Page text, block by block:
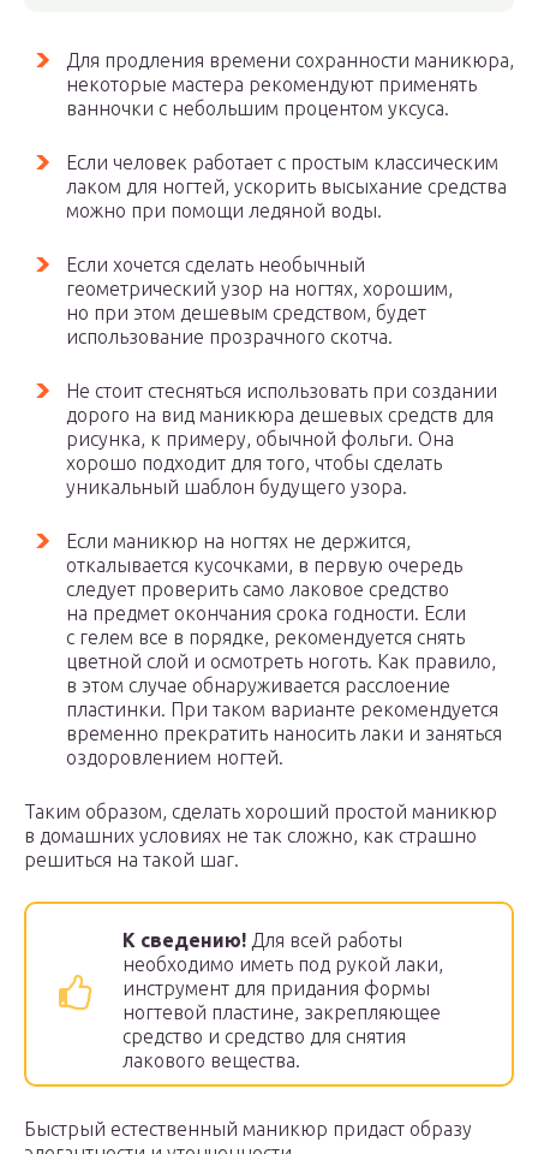
Для продления времени сохранности маникюра,
некоторые мастера рекомендуют применять
ванночки с небольшим процентом уксуса.
Если человек работает с простым классическим
лаком для ногтей, ускорить высыхание средства
можно при помощи ледяной воды.
Если хочется сделать необычный
геометрический узор на ногтях, хорошим,
но при этом дешевым средством, будет
использование прозрачного скотча.
Не стоит стесняться использовать при создании
дорого на вид маникюра дешевых средств для
рисунка, к примеру, обычной фольги. Она
хорошо подходит для того, чтобы сделать
уникальный шаблон будущего узора.
Если маникюр на ногтях не держится,
откалывается кусочками, в первую очередь
следует проверить само лаковое средство
на предмет окончания срока годности. Если
с гелем все в порядке, рекомендуется снять
цветной слой и осмотреть ноготь. Как правило,
в этом случае обнаруживается расслоение
пластинки. При таком варианте рекомендуется
временно прекратить наносить лаки и заняться
оздоровлением ногтей.
Таким образом, сделать хороший простой маникюр
в домашних условиях не так сложно, как страшно
решиться на такой шаг.
К сведению! Для всей работы
необходимо иметь под рукой лаки,
инструмент для придания формы
ногтевой пластине, закрепляющее
средство и средство для снятия
лакового вещества.
Быстрый естественный маникюр придаст образу